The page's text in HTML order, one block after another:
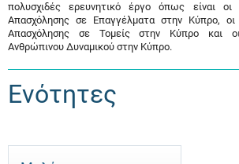
πολυσχιδές ερευνητικό έργο όπως είναι
Απασχόλησης σε Επαγγέλματα στην Κύπρο,
Απασχόλησης σε Τομείς στην Κύπρο και οι
Ανθρώπινου Δυναμικού στην Κύπρο.
Ενότητες